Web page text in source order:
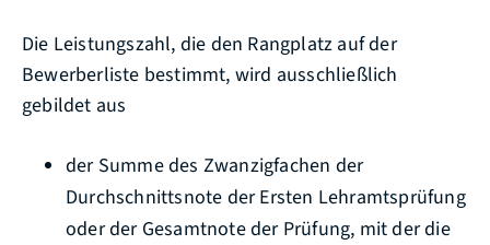
Die Leistungszahl, die den Rangplatz auf der
Bewerberliste bestimmt, wird ausschließlich
gebildet aus
der Summe des Zwanzigfachen der
Durchschnittsnote der Ersten Lehramtsprüfung
oder der Gesamtnote der Prüfung, mit der die